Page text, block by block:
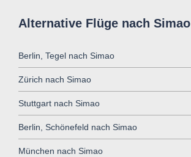
Alternative Flüge nach Simao
Berlin, Tegel nach Simao
Zürich nach Simao
Stuttgart nach Simao
Berlin, Schönefeld nach Simao
München nach Simao